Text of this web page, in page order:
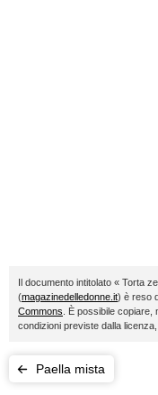
Il documento intitolato « Torta
(magazinedelledonne.it) è reso
Commons . È possibile
condizioni previste dalla
Paella mista